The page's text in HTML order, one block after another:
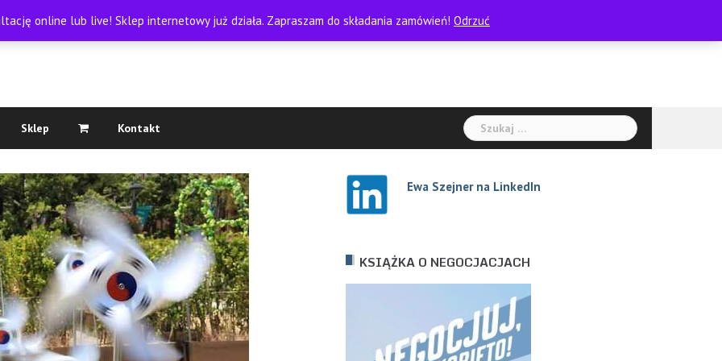
Sklep Kontakt Szukaj:
Ewa Szejner na LinkedIn
KSIĄŻKA O NEGOCJACJACH
online lub live! Sklep internetowy już działa. Zapraszam do składania zamówień! Odrzuć